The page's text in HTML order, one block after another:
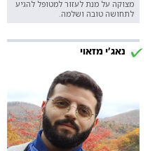
מצוקה על מנת לעזור למטופל להגיע
לתחושה טובה ושלמה.
נאג׳י מזאוי